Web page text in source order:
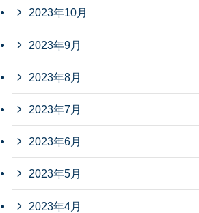
2023年10月
2023年9月
2023年8月
2023年7月
2023年6月
2023年5月
2023年4月